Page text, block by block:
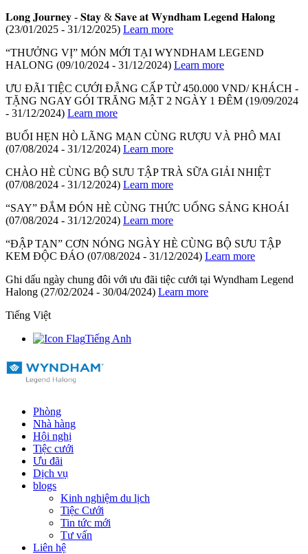
𝐋𝐨𝐧𝐠 𝐉𝐨𝐮𝐫𝐧𝐞𝐲 - 𝐒𝐭𝐚𝐲 & 𝐒𝐚𝐯𝐞 𝐚𝐭 𝐖𝐲𝐧𝐝𝐡𝐚𝐦 𝐋𝐞𝐠𝐞𝐧𝐝 𝐇𝐚𝐥𝐨𝐧𝐠
(23/01/2025 - 31/12/2025) Learn more
“THƯỞNG VỊ” MÓN MỚI TẠI WYNDHAM LEGEND
HALONG (09/10/2024 - 31/12/2024) Learn more
ƯU ĐÃI TIỆC CƯỚI ĐẲNG CẤP TỪ 450.000 VND/ KHÁCH -
TẶNG NGAY GÓI TRĂNG MẬT 2 NGÀY 1 ĐÊM (19/09/2024
- 31/12/2024) Learn more
BUỔI HẸN HÒ LÃNG MẠN CÙNG RƯỢU VÀ PHÔ MAI
(07/08/2024 - 31/12/2024) Learn more
CHÀO HÈ CÙNG BỘ SƯU TẬP TRÀ SỮA GIẢI NHIỆT
(07/08/2024 - 31/12/2024) Learn more
“SAY” ĐẮM ĐÓN HÈ CÙNG THỨC UỐNG SẢNG KHOÁI
(07/08/2024 - 31/12/2024) Learn more
“ĐẬP TAN” CƠN NÓNG NGÀY HÈ CÙNG BỘ SƯU TẬP
KEM ĐỘC ĐÁO (07/08/2024 - 31/12/2024) Learn more
Ghi dấu ngày chung đôi với ưu đãi tiệc cưới tại Wyndham Legend
Halong (27/02/2024 - 30/04/2024) Learn more
Tiếng Việt
Tiếng Anh
Phòng
Nhà hàng
Hội nghị
Tiệc cưới
Ưu đãi
Dịch vụ
blogs
Kinh nghiệm du lịch
Tiệc Cưới
Tin tức mới
Tư vấn
Liên hệ